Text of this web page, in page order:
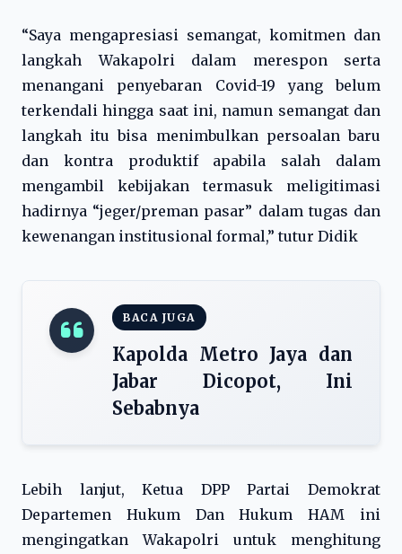
“Saya mengapresiasi semangat, komitmen dan
langkah Wakapolri dalam merespon serta
menangani penyebaran Covid-19 yang belum
terkendali hingga saat ini, namun semangat dan
langkah itu bisa menimbulkan persoalan baru
dan kontra produktif apabila salah dalam
mengambil kebijakan termasuk meligitimasi
hadirnya “jeger/preman pasar” dalam tugas dan
kewenangan institusional formal,” tutur Didik
BACA JUGA
Kapolda Metro Jaya dan
Jabar Dicopot, Ini
Sebabnya
Lebih lanjut, Ketua DPP Partai Demokrat
Departemen Hukum Dan Hukum HAM ini
mengingatkan Wakapolri untuk menghitung